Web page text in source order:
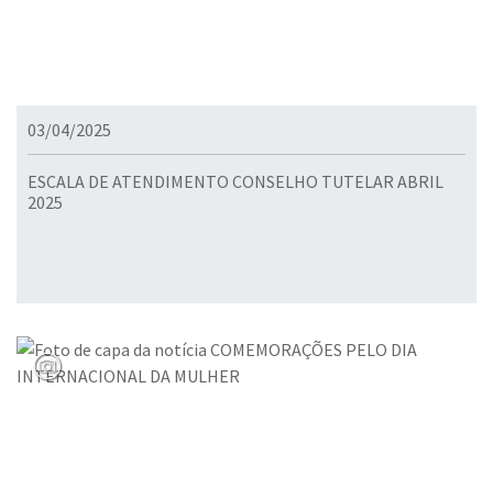
03/04/2025
ESCALA DE ATENDIMENTO CONSELHO TUTELAR ABRIL
2025